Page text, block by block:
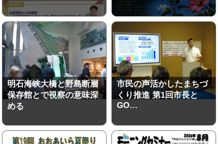
明石海峡大橋と野島断層
保存館とで視察の意味深
める
市民の声活かしたまちづ
くり推進 第1回市長と
GO…